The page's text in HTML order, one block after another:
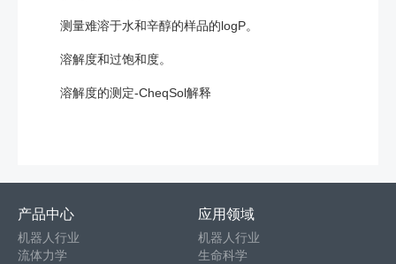
测量难溶于水和辛醇的样品的logP。
溶解度和过饱和度。
溶解度的测定-CheqSol解释
产品中心
机器人行业
流体力学
应用领域
机器人行业
生命科学